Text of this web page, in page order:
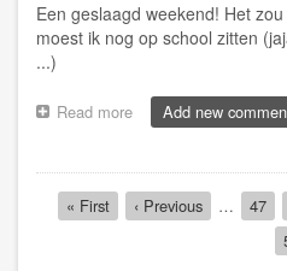
Een geslaagd weekend! Het
moest ik nog op school zitten
...)
Read more about
[Lifetime]
weekend!
Add new
Pagination
First
page
« First
Previous
page
‹ Previous … Page
47